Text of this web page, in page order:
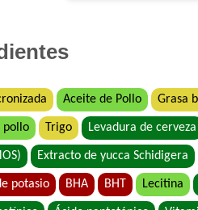
Biomax Perro Adulto
Biomax Perro Adulto
Black Bones Perro
Bonelo Perro Adulto de
Bonelo Perro Adulto
Aceite de Pollo Grasa
pollo Trigo Levadura de cerveza
Extracto de yucca Schidigera
potasio BHA BHT Lecitina